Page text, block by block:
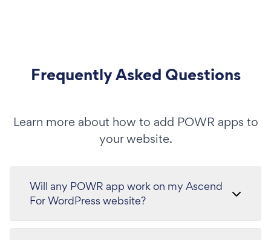
Frequently Asked Questions
Learn more about how to add POWR apps to
your website.
Will any POWR app work on my Ascend
For WordPress website?